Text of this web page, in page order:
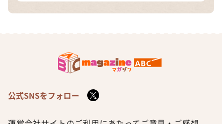
公式SNSをフォロー